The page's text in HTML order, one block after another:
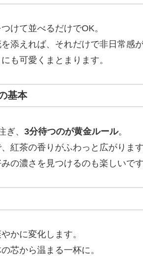
けて並べるだけでOK。
添えれば、それだけで非日常感が
も可愛くまとまります。
基本
、 3分待つのが黄金ルール。
紅茶の香りがふわっと広がります
の濃さを見つけるのも楽しいです
かに変化します。
芯から温まる一杯に。